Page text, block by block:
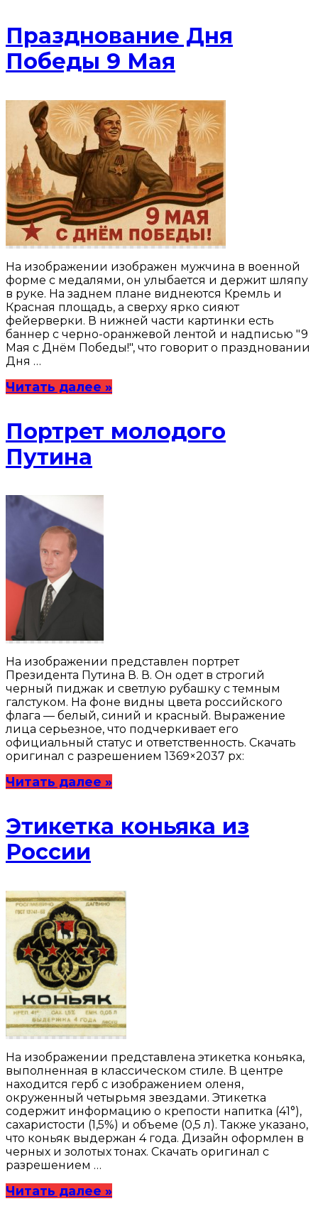
Празднование Дня
Победы 9 Мая
На изображении изображен мужчина в военной
форме с медалями, он улыбается и держит шляпу
в руке. На заднем плане виднеются Кремль и
Красная площадь, а сверху ярко сияют
фейерверки. В нижней части картинки есть
баннер с черно-оранжевой лентой и надписью "9
Мая с Днём Победы!", что говорит о праздновании
Дня …
Читать далее »
Портрет молодого
Путина
На изображении представлен портрет
Президента Путина В. В. Он одет в строгий
черный пиджак и светлую рубашку с темным
галстуком. На фоне видны цвета российского
флага — белый, синий и красный. Выражение
лица серьезное, что подчеркивает его
официальный статус и ответственность. Скачать
оригинал с разрешением 1369×2037 px:
Читать далее »
Этикетка коньяка из
России
На изображении представлена этикетка коньяка,
выполненная в классическом стиле. В центре
находится герб с изображением оленя,
окруженный четырьмя звездами. Этикетка
содержит информацию о крепости напитка (41°),
сахаристости (1,5%) и объеме (0,5 л). Также указано,
что коньяк выдержан 4 года. Дизайн оформлен в
черных и золотых тонах. Скачать оригинал с
разрешением …
Читать далее »